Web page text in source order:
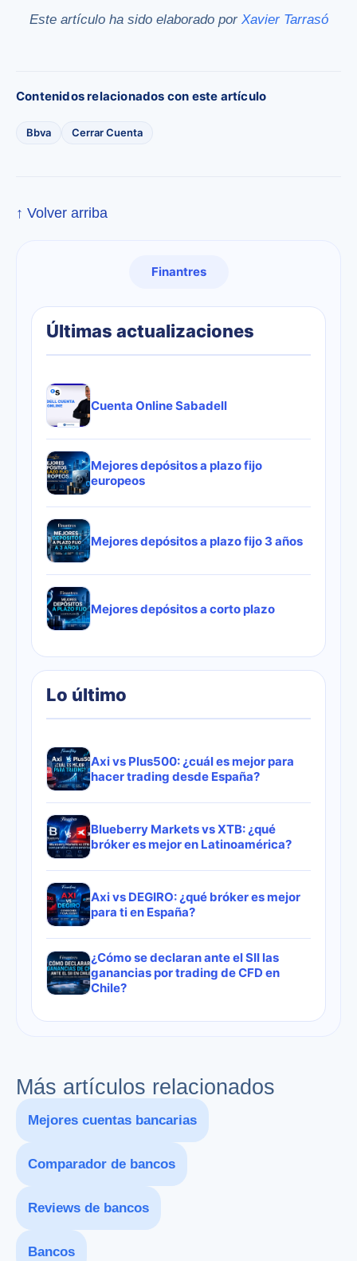
Este artículo ha sido elaborado por Xavier Tarrasó
Contenidos relacionados con este artículo
Bbva Cerrar Cuenta
↑ Volver arriba
Finantres
Últimas actualizaciones
Cuenta Online Sabadell
Mejores depósitos a plazo fijo
europeos
Mejores depósitos a plazo fijo 3 años
Mejores depósitos a corto plazo
Lo último
Axi vs Plus500: ¿cuál es mejor para
hacer trading desde España?
Blueberry Markets vs XTB: ¿qué
bróker es mejor en Latinoamérica?
Axi vs DEGIRO: ¿qué bróker es mejor
para ti en España?
¿Cómo se declaran ante el SII las
ganancias por trading de CFD en
Chile?
Más artículos relacionados
Mejores cuentas bancarias
Comparador de bancos
Reviews de bancos
Bancos